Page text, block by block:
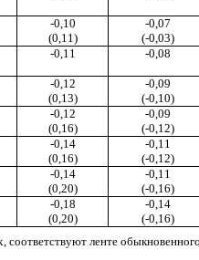
-0,10 -0,07
(0,11)
(-0,03)
-0,11 -0,08
-0,12 -0,09
(0,13)
(-0,10)
-0,12 -0,09
(0,16) (-0,12)
-0,14 -0,11
(0,16) (-0,12)
-0,14 -0,1 1
(0,20) (-0,16)
-0,18 -0,14
(0,20)
(-0,16)
соответствуютленте